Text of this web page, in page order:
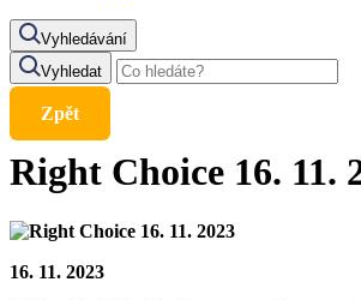
Vyhledávání
Vyhledat
Zpět
Right Choice 16. 11.
16. 11. 2023